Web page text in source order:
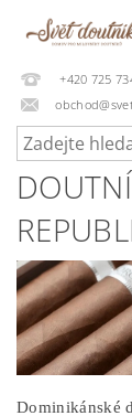
+420 725
Dominikánské